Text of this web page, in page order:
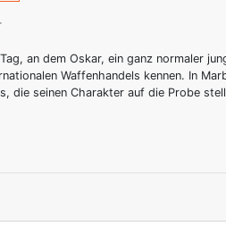
an dem Oskar, ein ganz normaler
Waffenhandels kennen. In
die seinen Charakter auf die Probe